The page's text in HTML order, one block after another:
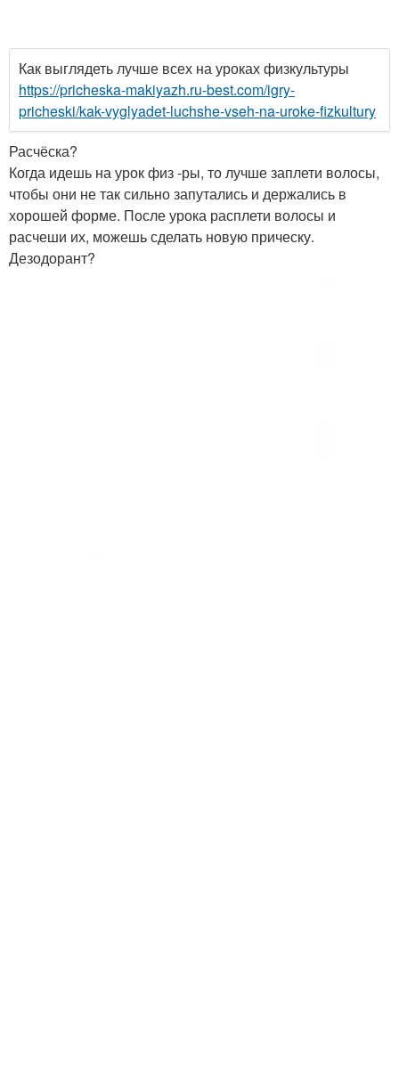
Как выглядеть лучше всех на уроках физкультуры
https://pricheska-makiyazh.ru-best.com/igry-
pricheski/kak-vyglyadet-luchshe-vseh-na-uroke-fizkultury
Расчёска?
Когда идешь на урок физ -ры, то лучше заплети волосы,
чтобы они не так сильно запутались и держались в
хорошей форме. После урока расплети волосы и
расчеши их, можешь сделать новую прическу.
Дезодорант?